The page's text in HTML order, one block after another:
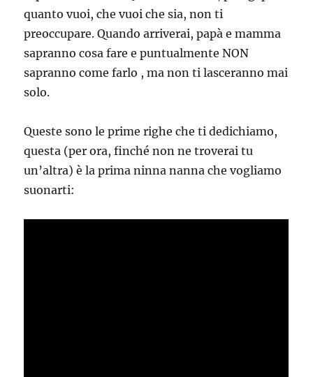
quanto vuoi, che vuoi che sia, non ti
preoccupare. Quando arriverai, papà e mamma
sapranno cosa fare e puntualmente NON
sapranno come farlo , ma non ti lasceranno mai
solo.
Queste sono le prime righe che ti dedichiamo,
questa (per ora, finché non ne troverai tu
un’altra) è la prima ninna nanna che vogliamo
suonarti: